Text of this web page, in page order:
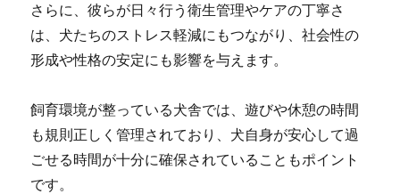
さらに、彼らが日々行う衛生管理やケアの丁寧さ
は、犬たちのストレス軽減にもつながり、社会性の
形成や性格の安定にも影響を与えます。
飼育環境が整っている犬舎では、遊びや休憩の時間
も規則正しく管理されており、犬自身が安心して過
ごせる時間が十分に確保されていることもポイント
です。